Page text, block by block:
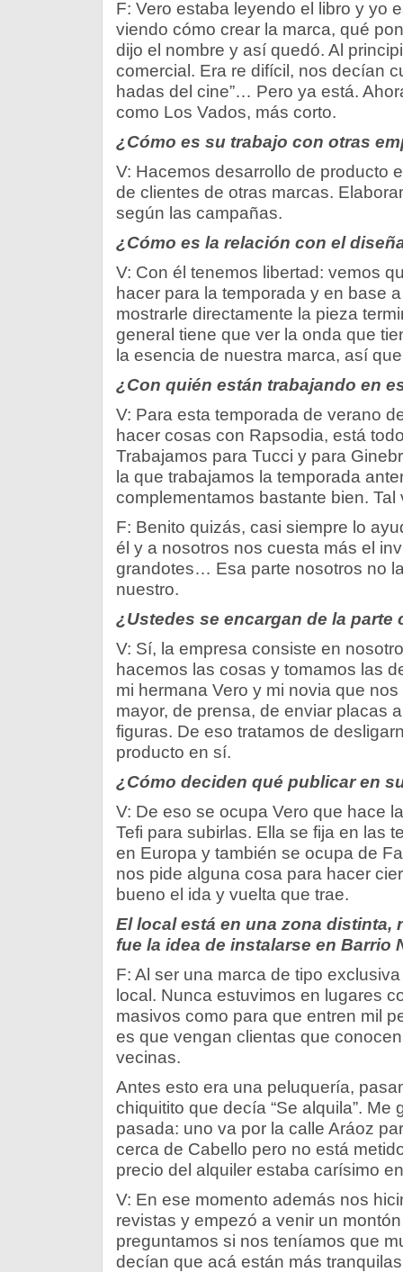
F: Vero estaba leyendo el libro y yo
viendo cómo crear la marca, qué
dijo el nombre y así quedó. Al
comercial. Era re difícil, nos decían
hadas del cine”… Pero ya está.
como Los Vados, más corto.
¿Cómo es su trabajo con otras
V: Hacemos desarrollo de producto
de clientes de otras marcas.
según las campañas.
¿Cómo es la relación con el
V: Con él tenemos libertad: vemos
hacer para la temporada y en base
mostrarle directamente la pieza
general tiene que ver la onda que
la esencia de nuestra marca, así
¿Con quién están trabajando en
V: Para esta temporada de verano
hacer cosas con Rapsodia, está
Trabajamos para Tucci y para
la que trabajamos la temporada
complementamos bastante bien.
F: Benito quizás, casi siempre lo
él y a nosotros nos cuesta más el
grandotes… Esa parte nosotros no
nuestro.
¿Ustedes se encargan de la parte
V: Sí, la empresa consiste en
hacemos las cosas y tomamos las
mi hermana Vero y mi novia que
mayor, de prensa, de enviar placas
figuras. De eso tratamos de
producto en sí.
¿Cómo deciden qué publicar en
V: De eso se ocupa Vero que hace
Tefi para subirlas. Ella se fija en las
en Europa y también se ocupa de
nos pide alguna cosa para hacer
bueno el ida y vuelta que trae.
El local está en una zona distinta,
fue la idea de instalarse en Barrio
F: Al ser una marca de tipo
local. Nunca estuvimos en lugares
masivos como para que entren mil
es que vengan clientas que
vecinas.
Antes esto era una peluquería,
chiquitito que decía “Se alquila”. Me
pasada: uno va por la calle Aráoz
cerca de Cabello pero no está
precio del alquiler estaba carísimo
V: En ese momento además nos
revistas y empezó a venir un
preguntamos si nos teníamos que
decían que acá están más